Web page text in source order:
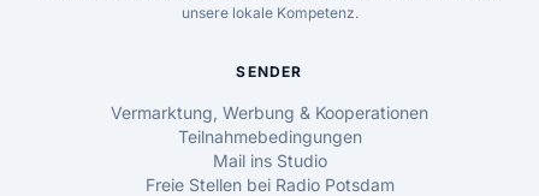
unsere lokale Kompetenz.
SENDER
Vermarktung, Werbung & Kooperationen
Teilnahmebedingungen
Mail ins Studio
Freie Stellen bei Radio Potsdam